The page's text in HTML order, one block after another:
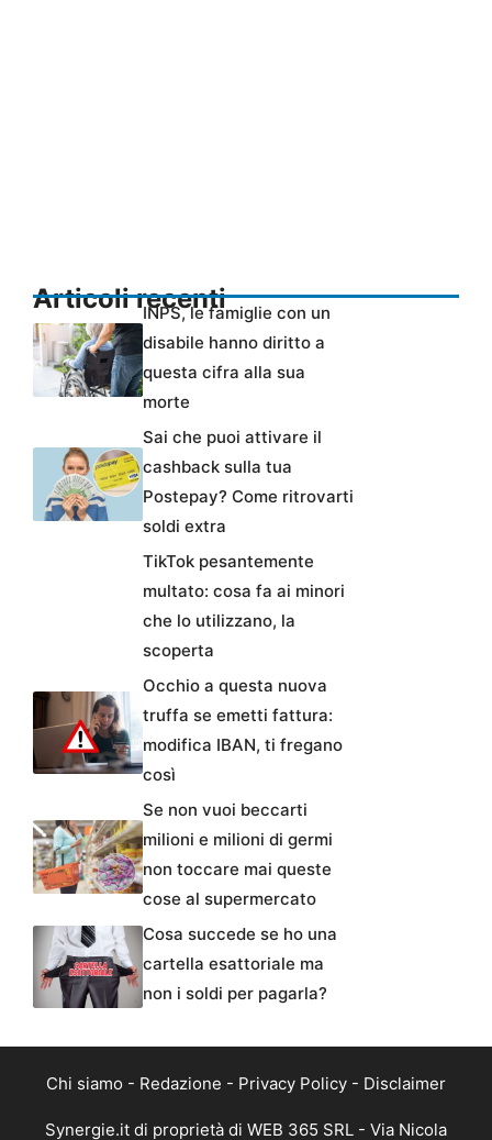
Articoli recentiINPS, le famiglie con un
disabile hanno diritto a
questa cifra alla sua
morte
Sai che puoi attivare il
cashback sulla tua
Postepay? Come ritrovarti
soldi extra
TikTok pesantemente
multato: cosa fa ai minori
che lo utilizzano, la
scoperta
Occhio a questa nuova
truffa se emetti fattura:
modifica IBAN, ti fregano
così
Se non vuoi beccarti
milioni e milioni di germi
non toccare mai queste
cose al supermercato
Cosa succede se ho una
cartella esattoriale ma
non i soldi per pagarla?
Chi siamo - Redazione - Privacy Policy - Disclaimer
Synergie.it di proprietà di WEB 365 SRL - Via Nicola